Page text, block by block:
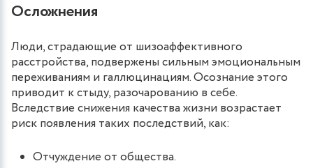
Осложнения
Люди, страдающие от шизоаффективного
расстройства, подвержены сильным эмоциональным
переживаниям и галлюцинациям. Осознание этого
приводит к стыду, разочарованию в себе.
Вследствие снижения качества жизни возрастает
риск появления таких последствий, как:
Отчуждение от общества.